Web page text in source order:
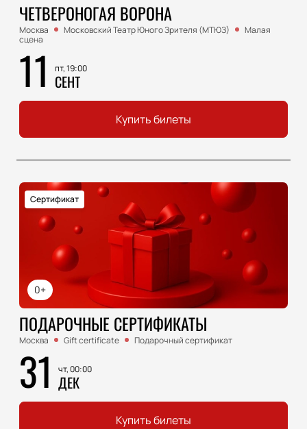
ЧЕТВЕРОНОГАЯ ВОРОНА
Москва Московский Театр Юного Зрителя (МТЮЗ)
Малая
сцена
11 пт, 19:00
СЕНТ
Купить билеты
0+
Сертификат
ПОДАРОЧНЫЕ СЕРТИФИКАТЫ
Москва Gift certificate Подарочный сертификат
31 чт, 00:00
ДЕК
Купить билеты